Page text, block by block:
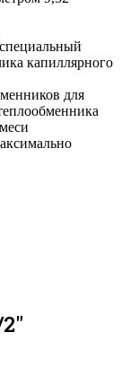
капиллярного
для